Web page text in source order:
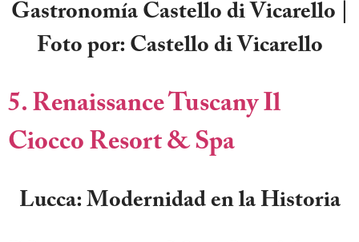
Gastronomía Castello di Vicarello |
Foto por: Castello di Vicarello
5. Renaissance Tuscany Il
Ciocco Resort & Spa
Lucca: Modernidad en la Historia